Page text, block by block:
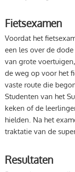
Fietsexamen
Voordat het
een les over de
van grote
de weg op voor het
vaste route die
Studenten van het
keken of de
hielden. Na het
traktatie van de
Resultaten